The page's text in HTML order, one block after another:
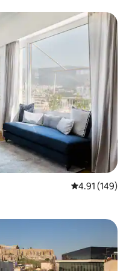
औसत रेटिंग 5 में से
4.91 (149)